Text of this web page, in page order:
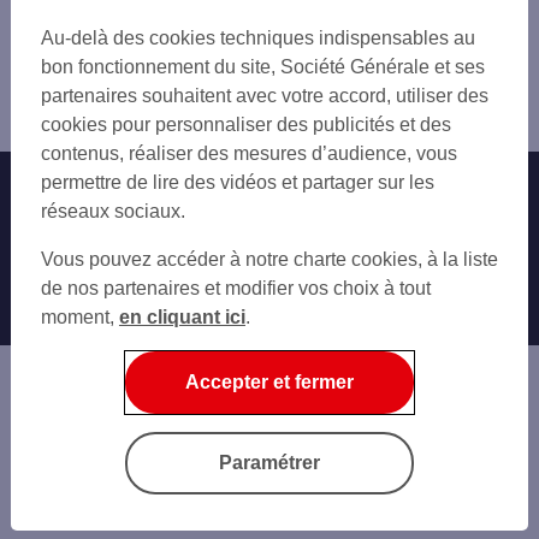
LES CLAYES SOUS BOIS
TRAPPES
RAMBOUILLET
MAULE
HOUDAN
ST QUENT.Y. FLORESTAN
BOIS D ARCY
FONTENAY FLEURY
VOISINS LE BRETONNEUX
SAINT-CYR-L'ECOLE
GUYANCOURT MAIRIE
NOISY-LE-ROI
ORGEVAL
LES CLAYES-SOUS-BOIS
TRAPPES
RAMBOUILLET
BOIS-D'ARCY
VILLEPREUX
MONTIGNY-LE-BRETONNEUX
VOISINS-LE-BRETONNEUX
FONTENAY-LE-FLEURY
GUYANCOURT
SAINT-CYR-L'ÉCOLE
POISSY
CARRIÈRES-SOUS-POISSY
Montfort l'Amaury
Agence MONTFORT AMAURY
Nos engagements Nous contacter
Autres sites SG
Professionnels
Entreprises
Associations
Banque privée
Economie Publique
Informations légales
Au-delà des cookies techniques indispensables au
bon fonctionnement du site, Société Générale et ses
partenaires souhaitent avec votre accord, utiliser des
cookies pour personnaliser des publicités et des
contenus, réaliser des mesures d’audience, vous
permettre de lire des vidéos et partager sur les
réseaux sociaux.
Vous pouvez accéder à notre charte cookies, à la liste
de nos partenaires et modifier vos choix à tout
moment, en cliquant ici.
Accepter et fermer
Paramétrer